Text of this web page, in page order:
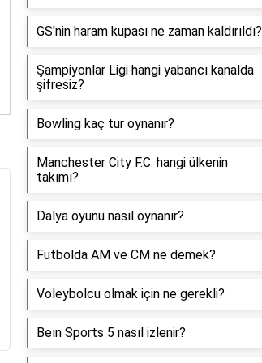
GS'nin haram kupası ne zaman kaldırıldı?
Şampiyonlar Ligi hangi yabancı kanalda
şifresiz?
Bowling kaç tur oynanır?
Manchester City F.C. hangi ülkenin
takımı?
Dalya oyunu nasıl oynanır?
Futbolda AM ve CM ne demek?
Voleybolcu olmak için ne gerekli?
Beın Sports 5 nasıl izlenir?